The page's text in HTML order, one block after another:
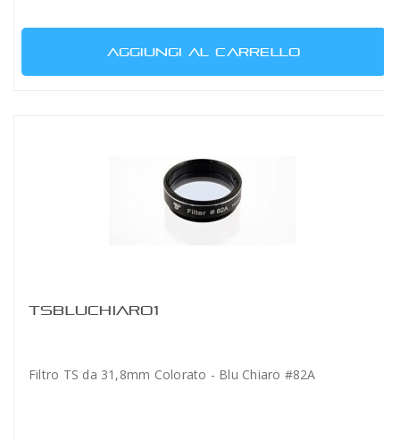
AGGIUNGI AL CARRELLO
TSBLUCHIARO1
Filtro TS da 31,8mm Colorato - Blu Chiaro #82A